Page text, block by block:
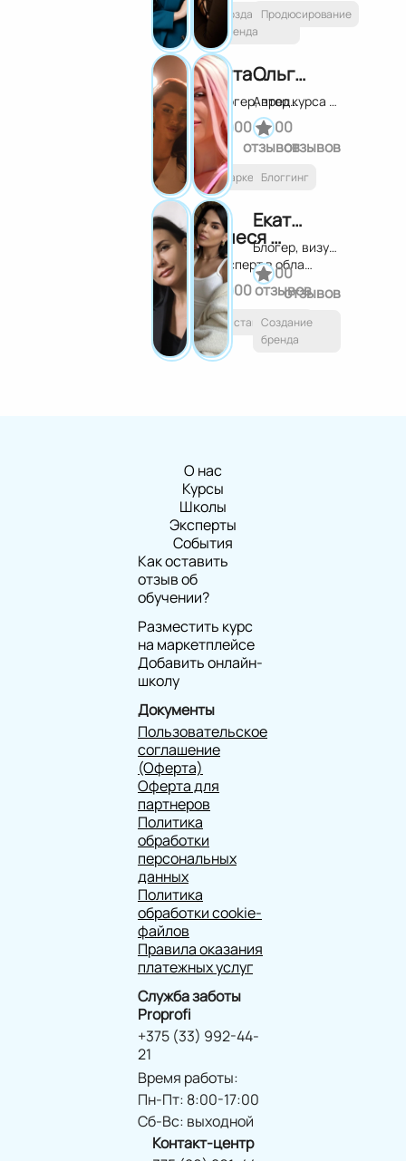
Создание
бренда
Продюсирование
Вита Косман
Блогер, предприниматель, наставник
00
отзывов
Маркетинг
Ольга Кравчук
Автор курса "Денежный блог"
00
отзывов
Блоггинг
Олеся Бойко
Эксперт в области онлайн-продуктов
00 отзывов
Наставничество
Екатерина Павлова
Блогер, визуализатор брендов
00
отзывов
Создание
бренда
О нас
Курсы
Школы
Эксперты
События
Как оставить
отзыв об
обучении?
Разместить курс
на маркетплейсе
Добавить онлайн-
школу
Документы
Пользовательское
соглашение
(Оферта)
Оферта для
партнеров
Политика
обработки
персональных
данных
Политика
обработки cookie-
файлов
Правила оказания
платежных услуг
Служба заботы
Proprofi
+375 (33) 992-44-
21
Время работы:
Пн-Пт: 8:00-17:00
Сб-Вс: выходной
Контакт-центр